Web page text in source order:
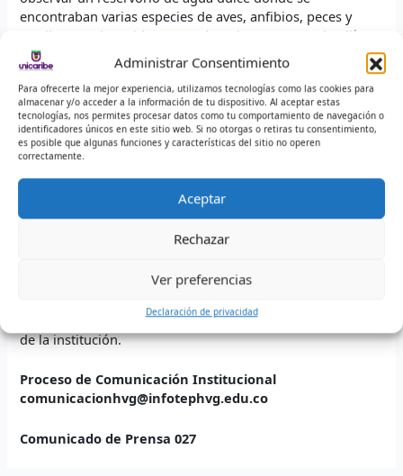
Administrar Consentimiento
Para ofrecerte la mejor experiencia, utilizamos tecnologías como las cookies para
almacenar y/o acceder a la información de tu dispositivo. Al aceptar estas
tecnologías, nos permites procesar datos como tu comportamiento de navegación o
identificadores únicos en este sitio web. Si no otorgas o retiras tu consentimiento,
es posible que algunas funciones y características del sitio no operen
correctamente.
Aceptar
Rechazar
Ver preferencias
Declaración de privacidad
encontraban varias especies de aves, anfibios, peces y
reptiles, que han sido rescatados y han encontrado allí un
nuevo hábitat, así mismo se pudo contemplar un acuario
con varias especies endémicas de la zona, las cuales
conviven con carbón mineral dentro del agua
demostrando así la capacidad de adaptación que tienen
los animales para sobrevivir en diferentes ambientes.
tiene las puertas abiertas para recibirnos; por lo que se
generar espacios dirigidos a la academia, que permiten
del Municipio de Ciénaga – Magdalena” destacó el
Programa Técnico Profesional en Operaciones Portuarias
de la institución.
Proceso de Comunicación Institucional
comunicacionhvg@infotephvg.edu.co
Comunicado de Prensa 027